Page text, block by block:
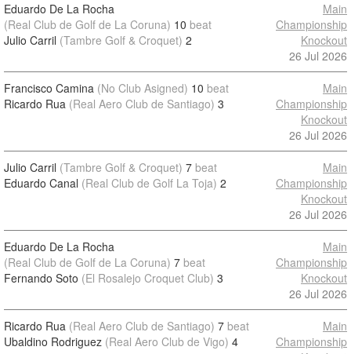
Eduardo De La Rocha
(Real Club de Golf de La Coruna) 10 beat
Julio Carril (Tambre Golf & Croquet) 2
Main
Championship
Knockout
26 Jul 2026
Francisco Camina (No Club Asigned) 10 beat
Ricardo Rua (Real Aero Club de Santiago) 3
Main
Championship
Knockout
26 Jul 2026
Julio Carril (Tambre Golf & Croquet) 7 beat
Eduardo Canal (Real Club de Golf La Toja) 2
Main
Championship
Knockout
26 Jul 2026
Eduardo De La Rocha
(Real Club de Golf de La Coruna) 7 beat
Fernando Soto (El Rosalejo Croquet Club) 3
Main
Championship
Knockout
26 Jul 2026
Ricardo Rua (Real Aero Club de Santiago) 7 beat
Ubaldino Rodriguez (Real Aero Club de Vigo) 4
Main
Championship